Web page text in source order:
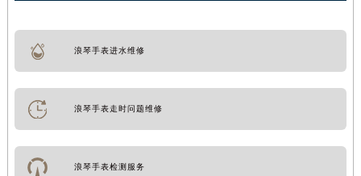
浪琴手表进水维修
浪琴手表走时问题维修
浪琴手表检测服务